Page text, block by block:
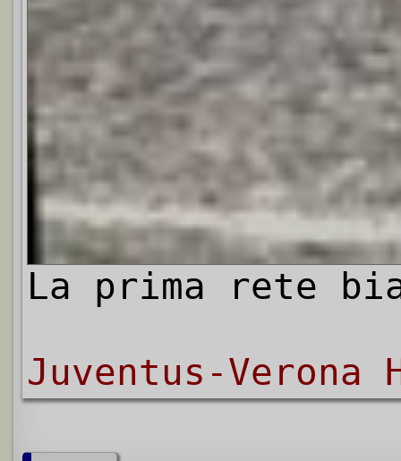
La prima rete
Juventus-Verona